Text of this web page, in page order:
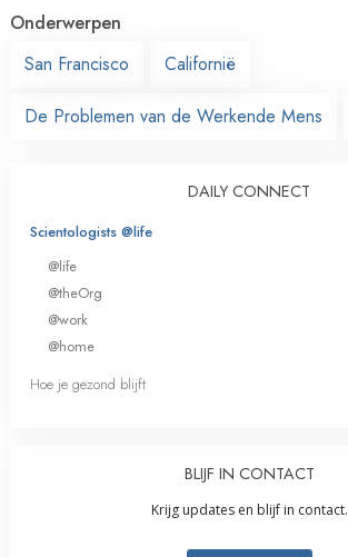
Onderwerpen
San Francisco
Californië
De Problemen van de Werkende Mens
DAILY CONNECT
Scientologists @life
@life
@theOrg
@work
@home
Hoe je gezond blijft
BLIJF IN CONTACT
Krijg updates en blijf in contact.